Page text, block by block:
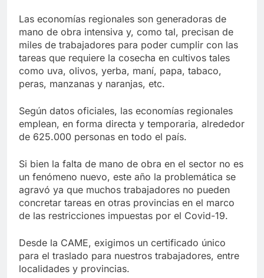
Las economías regionales son generadoras de
mano de obra intensiva y, como tal, precisan de
miles de trabajadores para poder cumplir con las
tareas que requiere la cosecha en cultivos tales
como uva, olivos, yerba, maní, papa, tabaco,
peras, manzanas y naranjas, etc.
Según datos oficiales, las economías regionales
emplean, en forma directa y temporaria, alrededor
de 625.000 personas en todo el país.
Si bien la falta de mano de obra en el sector no es
un fenómeno nuevo, este año la problemática se
agravó ya que muchos trabajadores no pueden
concretar tareas en otras provincias en el marco
de las restricciones impuestas por el Covid-19.
Desde la CAME, exigimos un certificado único
para el traslado para nuestros trabajadores, entre
localidades y provincias.